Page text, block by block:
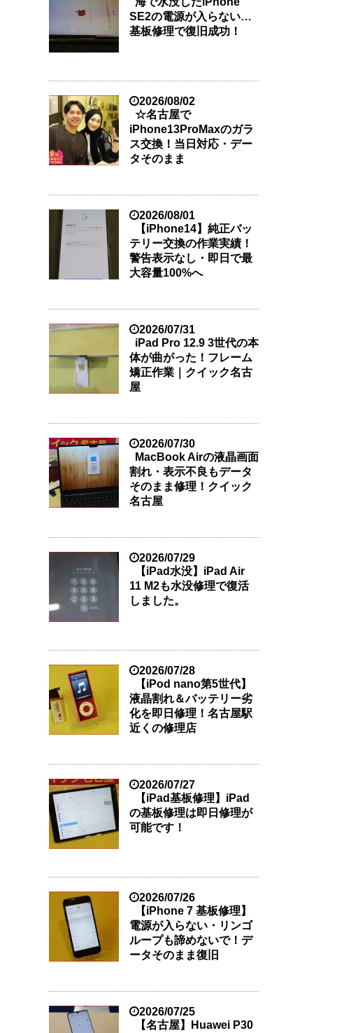
SE2の電源が入らない…
基板修理で復旧成功！
2026/08/02
☆名古屋で
iPhone13ProMaxのガラ
ス交換！当日対応・デー
タそのまま
2026/08/01
【iPhone14】純正バッ
テリー交換の作業実績！
警告表示なし・即日で最
大容量100%へ
2026/07/31
iPad Pro 12.9 3世代の本
体が曲がった！フレーム
矯正作業｜クイック名古
屋
2026/07/30
MacBook Airの液晶画面
割れ・表示不良もデータ
そのまま修理！クイック
名古屋
2026/07/29
【iPad水没】iPad Air
11 M2も水没修理で復活
しました。
2026/07/28
【iPod nano第5世代】
液晶割れ＆バッテリー劣
化を即日修理！名古屋駅
近くの修理店
2026/07/27
【iPad基板修理】iPad
の基板修理は即日修理が
可能です！
2026/07/26
【iPhone 7 基板修理】
電源が入らない・リンゴ
ループも諦めないで！デ
ータそのまま復旧
2026/07/25
【名古屋】Huawei P30